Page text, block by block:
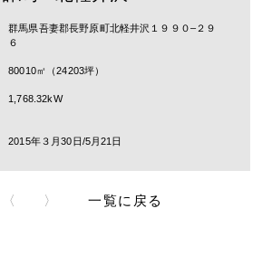
群馬県吾妻郡長野原町北軽井沢１９９０‒２９
６
80010㎡（24203坪）
1,768.32kW
2015年３月30日/5月21日
〈 〉 一覧に戻る